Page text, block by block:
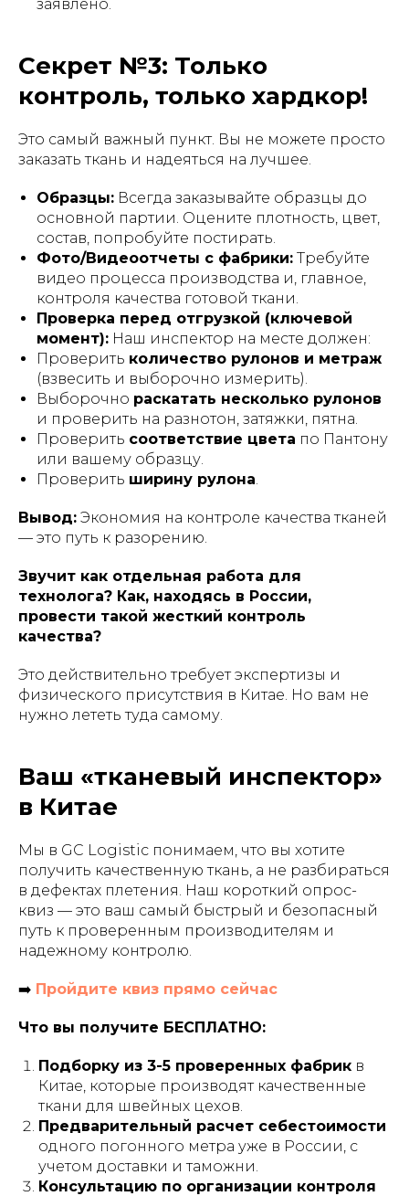
заявлено.
Секрет №3: Только
контроль, только хардкор!
Это самый важный пункт. Вы не можете просто
заказать ткань и надеяться на лучшее.
Образцы: Всегда заказывайте образцы до
основной партии. Оцените плотность, цвет,
состав, попробуйте постирать.
Фото/Видеоотчеты с фабрики: Требуйте
видео процесса производства и, главное,
контроля качества готовой ткани.
Проверка перед отгрузкой (ключевой
момент): Наш инспектор на месте должен:
Проверить количество рулонов и метраж
(взвесить и выборочно измерить).
Выборочно раскатать несколько рулонов
и проверить на разнотон, затяжки, пятна.
Проверить соответствие цвета по Пантону
или вашему образцу.
Проверить ширину рулона.
Вывод: Экономия на контроле качества тканей
— это путь к разорению.
Звучит как отдельная работа для
технолога? Как, находясь в России,
провести такой жесткий контроль
качества?
Это действительно требует экспертизы и
физического присутствия в Китае. Но вам не
нужно лететь туда самому.
Ваш «тканевый инспектор»
в Китае
Мы в GC Logistic понимаем, что вы хотите
получить качественную ткань, а не разбираться
в дефектах плетения. Наш короткий опрос-
квиз — это ваш самый быстрый и безопасный
путь к проверенным производителям и
надежному контролю.
➡️ Пройдите квиз прямо сейчас
Что вы получите БЕСПЛАТНО:
Подборку из 3-5 проверенных фабрик в
Китае, которые производят качественные
ткани для швейных цехов.
Предварительный расчет себестоимости
одного погонного метра уже в России, с
учетом доставки и таможни.
Консультацию по организации контроля